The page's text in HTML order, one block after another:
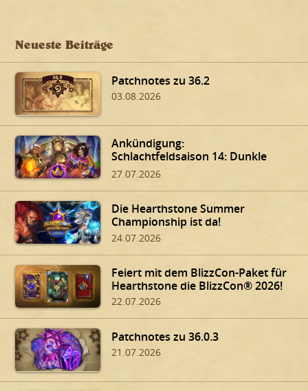
Neueste Beiträge
Patchnotes zu 36.2
03.08.2026
Ankündigung:
Schlachtfeldsaison 14: Dunkle
Gaben von Dalaran!
27.07.2026
Die Hearthstone Summer
Championship ist da!
24.07.2026
Feiert mit dem BlizzCon-Paket für
Hearthstone die BlizzCon® 2026!
22.07.2026
Patchnotes zu 36.0.3
21.07.2026